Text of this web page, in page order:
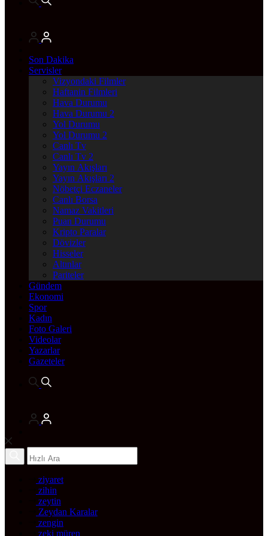
Son Dakika
Servisler
Vizyondaki Filmler
Haftanin Filmleri
Hava Durumu
Hava Durumu 2
Yol Durumu
Yol Durumu 2
Canlı Tv
Canlı Tv 2
Yayın Akışları
Yayın Akışları 2
Nöbetçi Eczaneler
Canlı Borsa
Namaz Vakitleri
Puan Durumu
Kripto Paralar
Dövizler
Hisseler
Altınlar
Pariteler
Gündem
Ekonomi
Spor
Kadın
Foto Galeri
Videolar
Yazarlar
Gazeteler
ziyaret
zihin
zeytin
Zeydan Karalar
zengin
zeki müren